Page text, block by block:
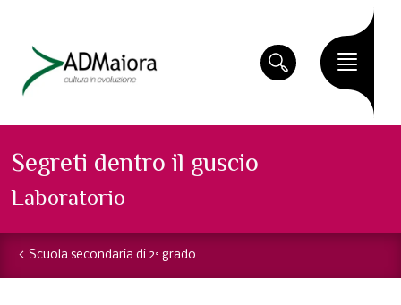
Segreti dentro il guscio
Laboratorio
Scuola secondaria di 2° grado